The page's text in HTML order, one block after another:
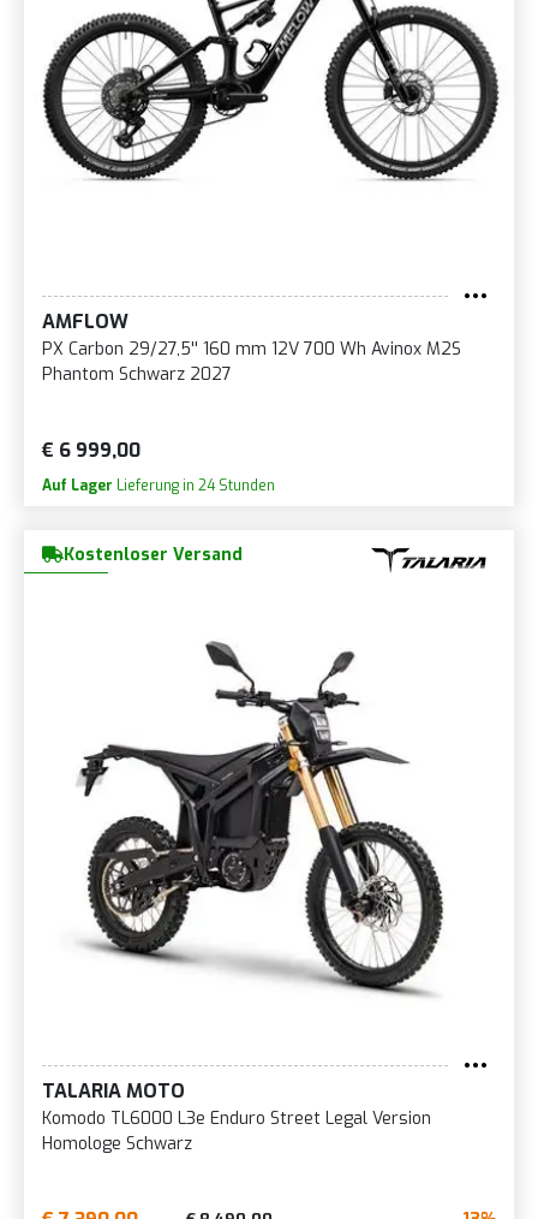
AMFLOW
PX Carbon 29/27,5'' 160 mm 12V 700 Wh Avinox M2S
Phantom Schwarz 2027
€ 6 999,00
Auf Lager Lieferung in 24 Stunden
Kostenloser Versand
TALARIA MOTO
Komodo TL6000 L3e Enduro Street Legal Version
Homologe Schwarz